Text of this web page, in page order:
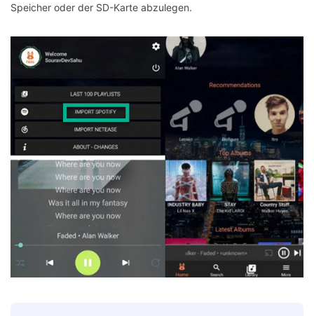
Speicher oder der SD-Karte abzulegen.